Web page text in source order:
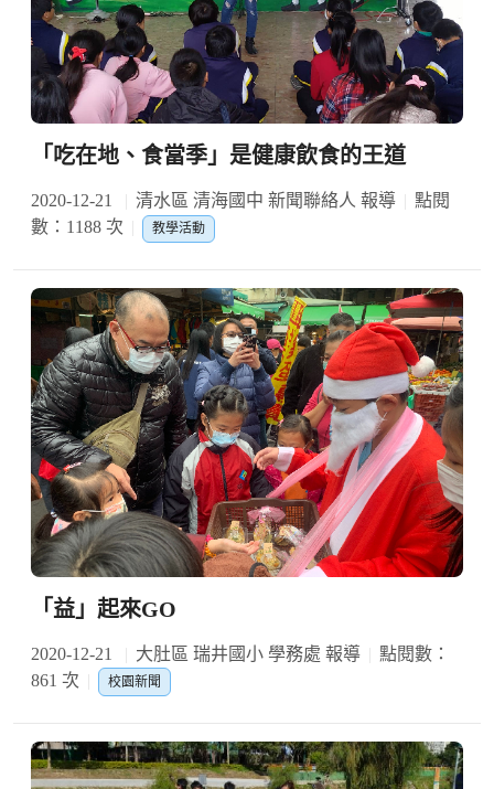
「吃在地、食當季」是健康飲食的王道
2020-12-21 清水區 清海國中 新聞聯絡人 報導
點閱
數：1188 次
教學活動
「益」起來GO
2020-12-21 大肚區 瑞井國小 學務處 報導
點閱數：
861 次
校園新聞